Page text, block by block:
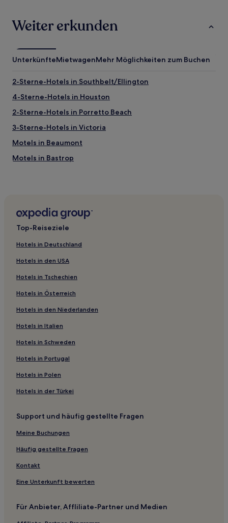
Weiter erkunden
UnterkünfteMietwagenMehr Möglichkeiten zum Buchen
2-Sterne-Hotels in Southbelt/Ellington
4-Sterne-Hotels in Houston
2-Sterne-Hotels in Porretto Beach
3-Sterne-Hotels in Victoria
Motels in Beaumont
Motels in Bastrop
Aparthotels in Houston
Motels in Pasadena
Aparthotels in Austin
Motels in Bay City
Motels in Südost-Texas
Hotels mit inbegriffenem Frühstück in Greater Hobby
Hotels mit Shoppingmöglichkeit nahe Sugar Land Town
Günstige in Harris County
Günstige in Lake Jackson
Hotels mit inbegriffenem Frühstück in Atascocita
Hotels mit Parkplatz in Hitchcock
Günstige in Südost-Texas
Familien in Austin
Top-Reiseziele
Hotels in Deutschland
Hotels in den USA
Hotels in Tschechien
Hotels in Österreich
Hotels in den Niederlanden
Hotels in Italien
Hotels in Schweden
Hotels in Portugal
Hotels in Polen
Hotels in der Türkei
Support und häufig gestellte Fragen
Meine Buchungen
Häufig gestellte Fragen
Kontakt
Eine Unterkunft bewerten
Für Anbieter, Affliliate-Partner und Medien